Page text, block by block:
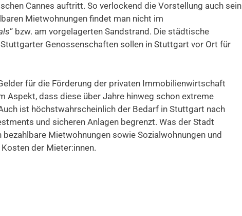
Cannes auftritt. So verlockend die Vorstellung auch sein
Mietwohnungen findet man nicht im
“ bzw. am vorgelagerten Sandstrand. Die städtische
Genossenschaften sollen in Stuttgart vor Ort für
für die Förderung der privaten Immobilienwirtschaft
Aspekt, dass diese über Jahre hinweg schon extreme
ist höchstwahrscheinlich der Bedarf in Stuttgart nach
und sicheren Anlagen begrenzt. Was der Stadt
Mietwohnungen sowie Sozialwohnungen und
der Mieter:innen.